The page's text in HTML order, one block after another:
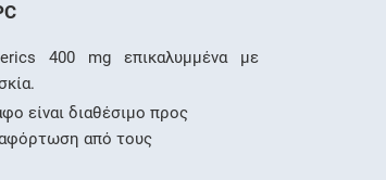
400 mg επικαλυμμένα με
είναι διαθέσιμο προς
από τους